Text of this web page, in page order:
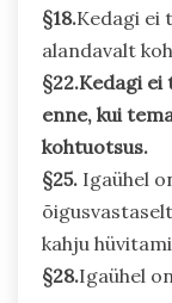
§18.Kedagi ei
alandavalt
§22.Kedagi
enne, kui
kohtuotsus.
§25. Igaühel
kahju
§28.Igaühel